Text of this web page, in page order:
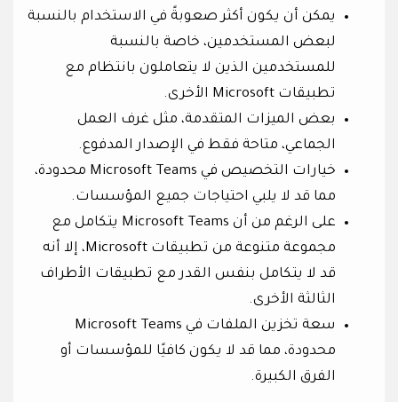
يمكن أن يكون أكثر صعوبةً في الاستخدام بالنسبة
لبعض المستخدمين، خاصة بالنسبة
للمستخدمين الذين لا يتعاملون بانتظام مع
تطبيقات Microsoft الأخرى.
بعض الميزات المتقدمة، مثل غرف العمل
الجماعي، متاحة فقط في الإصدار المدفوع.
خيارات التخصيص في Microsoft Teams محدودة،
مما قد لا يلبي احتياجات جميع المؤسسات.
على الرغم من أن Microsoft Teams يتكامل مع
مجموعة متنوعة من تطبيقات Microsoft، إلا أنه
قد لا يتكامل بنفس القدر مع تطبيقات الأطراف
الثالثة الأخرى.
سعة تخزين الملفات في Microsoft Teams
محدودة، مما قد لا يكون كافيًا للمؤسسات أو
الفرق الكبيرة.